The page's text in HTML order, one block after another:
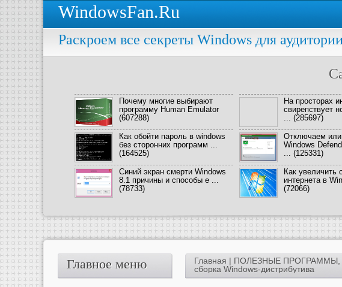
WindowsFan.Ru
Раскроем все секреты Windows для
Почему многие выбирают
программу Human Emulator
(607288)
На просторах
свирепствует
... (285697)
Как обойти пароль в windows
без сторонних программ ...
(164525)
Отключаем
Windows
... (125331)
Синий экран смерти Windows
8.1 причины и способы е ...
(78733)
Как увеличить
интернета в
(72066)
Главная | ПОЛЕЗНЫЕ ПРОГРАММЫ
сборка Windows-дистрибутива
Главное меню